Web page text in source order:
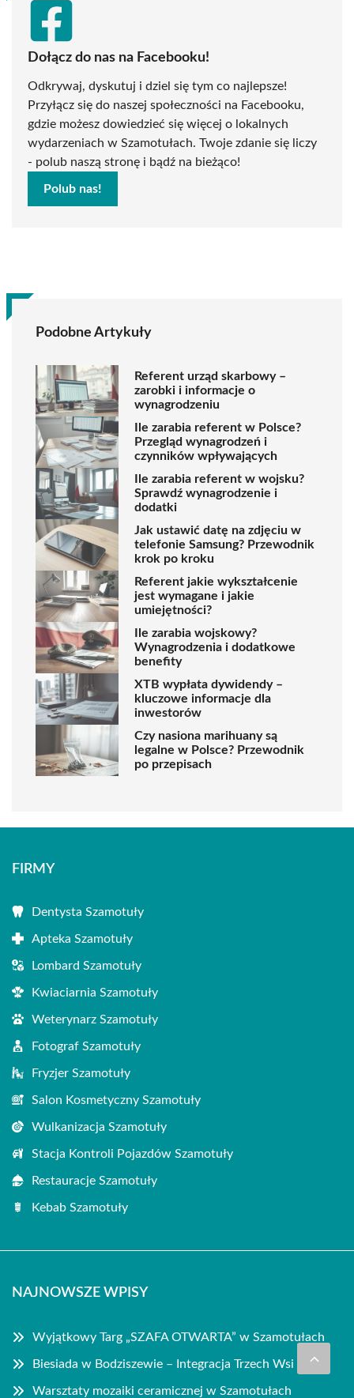
Dołącz do nas na Facebooku!
Odkrywaj, dyskutuj i dziel się tym co najlepsze!
Przyłącz się do naszej społeczności na Facebooku,
gdzie możesz dowiedzieć się więcej o lokalnych
wydarzeniach w Szamotułach. Twoje zdanie się liczy
- polub naszą stronę i bądź na bieżąco!
Polub nas!
Podobne Artykuły
Referent urząd skarbowy –
zarobki i informacje o
wynagrodzeniu
Ile zarabia referent w Polsce?
Przegląd wynagrodzeń i
czynników wpływających
Ile zarabia referent w wojsku?
Sprawdź wynagrodzenie i
dodatki
Jak ustawić datę na zdjęciu w
telefonie Samsung? Przewodnik
krok po kroku
Referent jakie wykształcenie
jest wymagane i jakie
umiejętności?
Ile zarabia wojskowy?
Wynagrodzenia i dodatkowe
benefity
XTB wypłata dywidendy –
kluczowe informacje dla
inwestorów
Czy nasiona marihuany są
legalne w Polsce? Przewodnik
po przepisach
FIRMY
Dentysta Szamotuły
Apteka Szamotuły
Lombard Szamotuły
Kwiaciarnia Szamotuły
Weterynarz Szamotuły
Fotograf Szamotuły
Fryzjer Szamotuły
Salon Kosmetyczny Szamotuły
Wulkanizacja Szamotuły
Stacja Kontroli Pojazdów Szamotuły
Restauracje Szamotuły
Kebab Szamotuły
NAJNOWSZE WPISY
Wyjątkowy Targ „SZAFA OTWARTA” w Szamotułach
Biesiada w Bodziszewie – Integracja Trzech Wsi
Warsztaty mozaiki ceramicznej w Szamotułach